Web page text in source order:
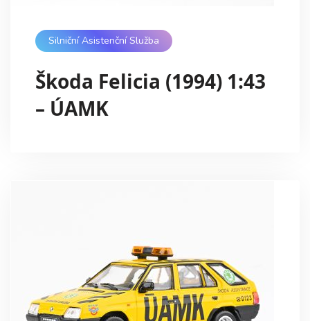
Silniční Asistenční Služba
Škoda Felicia (1994) 1:43
– ÚAMK